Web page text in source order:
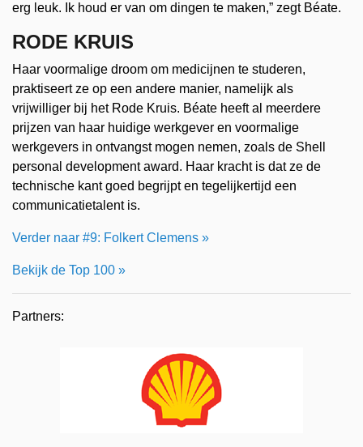
erg leuk. Ik houd er van om dingen te maken,” zegt Béate.
RODE KRUIS
Haar voormalige droom om medicijnen te studeren,
praktiseert ze op een andere manier, namelijk als
vrijwilliger bij het Rode Kruis. Béate heeft al meerdere
prijzen van haar huidige werkgever en voormalige
werkgevers in ontvangst mogen nemen, zoals de Shell
personal development award. Haar kracht is dat ze de
technische kant goed begrijpt en tegelijkertijd een
communicatietalent is.
Verder naar #9: Folkert Clemens »
Bekijk de Top 100 »
Partners: